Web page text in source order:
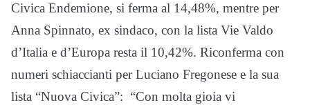
Civica Endemione, si ferma al 14,48%, mentre per
Anna Spinnato, ex sindaco, con la lista Vie Valdo
d’Italia e d’Europa resta il 10,42%. Riconferma con
numeri schiaccianti per Luciano Fregonese e la sua
lista “Nuova Civica”: “Con molta gioia vi